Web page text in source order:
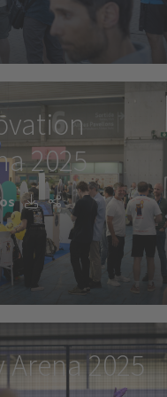
2025
Arena 2025